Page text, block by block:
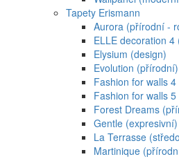
Tapety Erismann
Aurora (přírodní -
ELLE decoration 4
Elysium (design)
Evolution (přírodní)
Fashion for walls
Fashion for walls
Forest Dreams
Gentle (expresivní)
La Terrasse
Martinique